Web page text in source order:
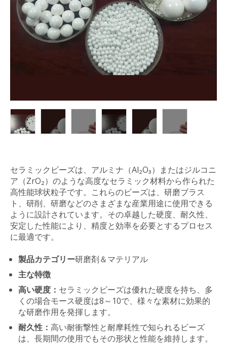
セラミックビーズは、アルミナ（Al₂O₃）またはジルコニ
ア（ZrO₂）のような高度なセラミック材料から作られた
高性能球状粒子です。これらのビーズは、研磨ブラス
ト、研削、研磨などのさまざまな産業用途に使用できる
ように設計されています。その卓越した硬度、耐久性、
安定した性能により、精度と効率を必要とするプロセス
に最適です。
製品カテゴリー研磨剤＆マテリアル
主な特徴
高い硬度： セラミックビーズは優れた硬度を持ち、多
くの場合モース硬度は8～10で、様々な素材に効果的
な研磨作用を発揮します。
耐久性： 高い耐衝撃性と耐摩耗性で知られるビーズ
は、長期間の使用でもその形状と性能を維持します。